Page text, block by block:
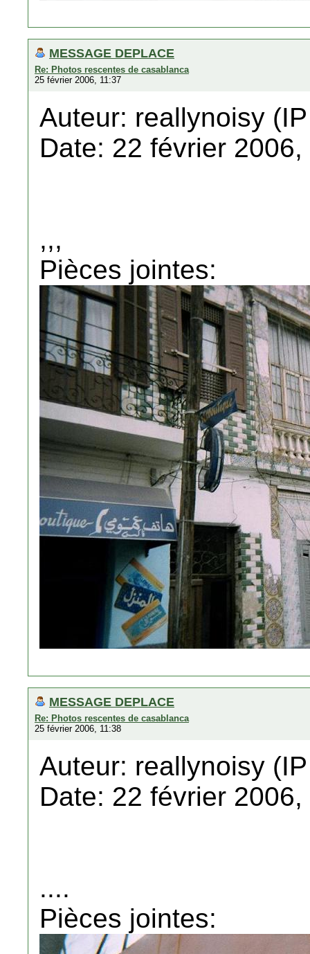
MESSAGE DEPLACE
Re: Photos rescentes de casablanca
25 février 2006, 11:37
Auteur: reallynoisy
Date: 22 février
,,,
Pièces jointes:
MESSAGE DEPLACE
Re: Photos rescentes de casablanca
25 février 2006, 11:38
Auteur: reallynoisy
Date: 22 février
....
Pièces jointes: